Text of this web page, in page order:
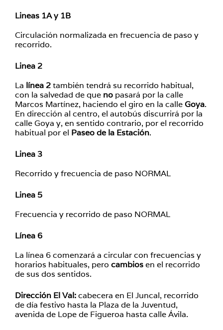
Lineas 1A y 1B
Circulación normalizada en frecuencia de paso y
recorrido.
Linea 2
La línea 2también tendrá su recorrido habitual,
con la salvedad de que no pasará por la calle
Marcos Martínez, haciendo el giro en la calle Goya.
En dirección al centro, el autobús discurrirá por la
calle Goya y, en sentido contrario, por el recorrido
habitual por el Paseo de la Estación.
Linea 3
Recorrido y frecuencia de paso NORMAL
Linea 5
Frecuencia y recorrido de paso NORMAL
Línea 6
La línea 6 comenzará a circular con frecuencias y
horarios habituales, pero cambiosen el recorrido
de sus dos sentidos.
Dirección El Val:cabecera en El Juncal, recorrido
de día festivo hasta la Plaza de la Juventud,
avenida de Lope de Figueroa hasta calle Ávila.